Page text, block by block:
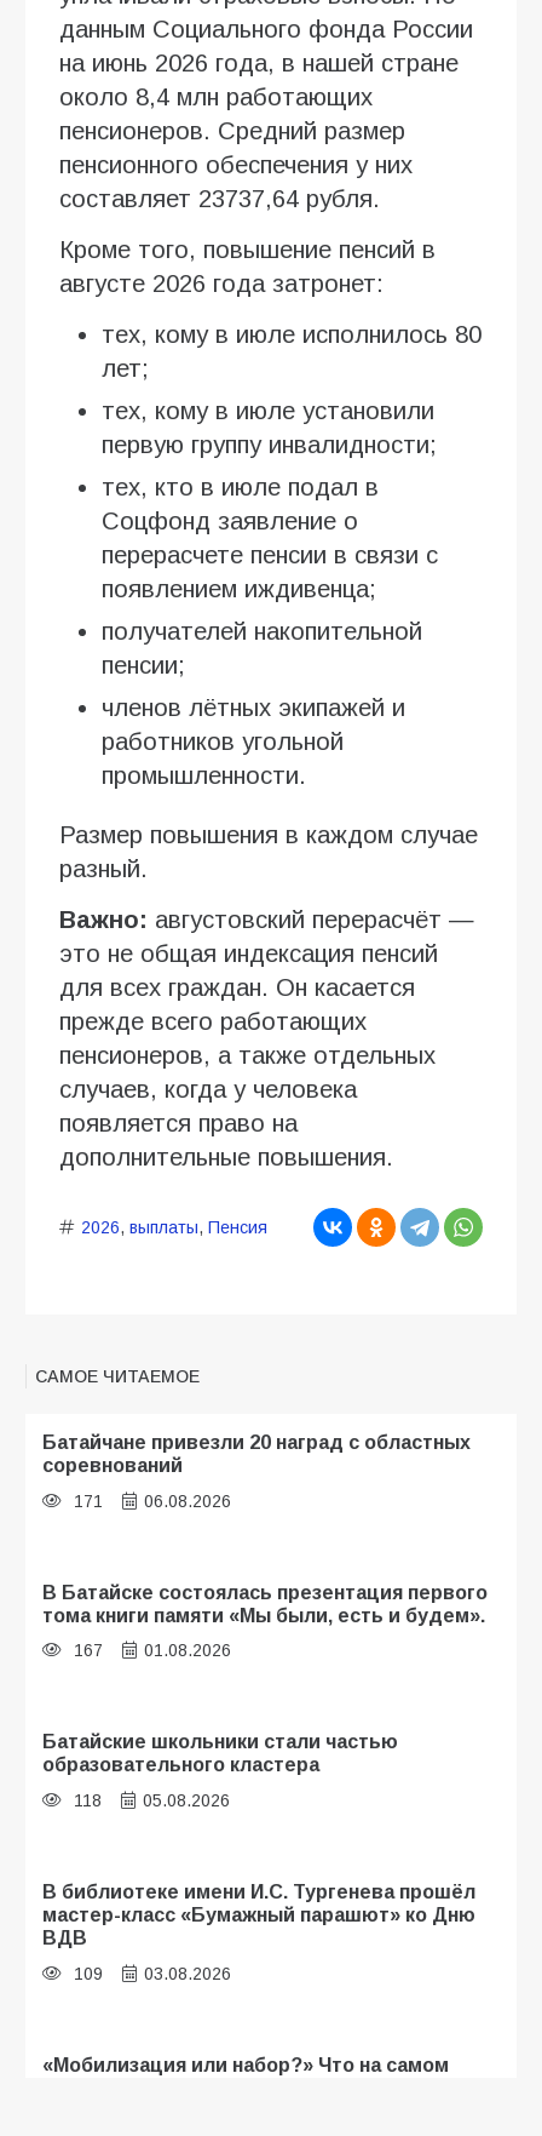
данным Социального фонда России
на июнь 2026 года, в нашей стране
около 8,4 млн работающих
пенсионеров. Средний размер
пенсионного обеспечения у них
составляет 23737,64 рубля.
Кроме того, повышение пенсий в
августе 2026 года затронет:
тех, кому в июле исполнилось 80
лет;
тех, кому в июле установили
первую группу инвалидности;
тех, кто в июле подал в
Соцфонд заявление о
перерасчете пенсии в связи с
появлением иждивенца;
получателей накопительной
пенсии;
членов лётных экипажей и
работников угольной
промышленности.
Размер повышения в каждом случае
разный.
Важно: августовский перерасчёт —
это не общая индексация пенсий
для всех граждан. Он касается
прежде всего работающих
пенсионеров, а также отдельных
случаев, когда у человека
появляется право на
дополнительные повышения.
2026, выплаты, Пенсия
САМОЕ ЧИТАЕМОЕ
Батайчане привезли 20 наград с областных
соревнований
171 06.08.2026
В Батайске состоялась презентация первого
тома книги памяти «Мы были, есть и будем».
167 01.08.2026
Батайские школьники стали частью
образовательного кластера
118 05.08.2026
В библиотеке имени И.С. Тургенева прошёл
мастер-класс «Бумажный парашют» ко Дню
ВДВ
109 03.08.2026
«Мобилизация или набор?» Что на самом